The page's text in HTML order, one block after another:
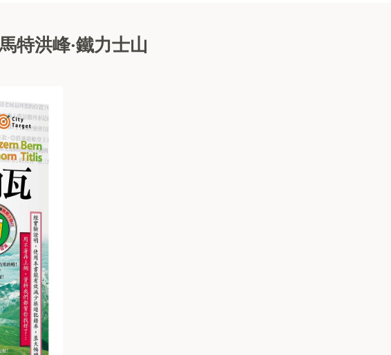
特洪峰‧鐵力士山